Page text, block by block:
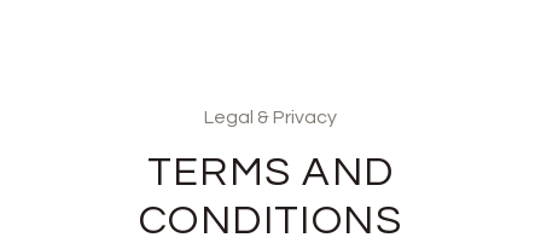
Legal & Privacy
TERMS AND
CONDITIONS